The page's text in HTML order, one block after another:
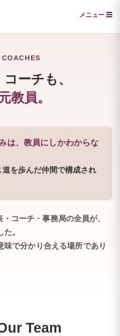
メニュー ☰
ーチも、
教員。
は、教員にしかわからな
を歩んだ仲間で構成され
コーチ・事務局の全員が、
。
味で分かり合える場所であり
Team